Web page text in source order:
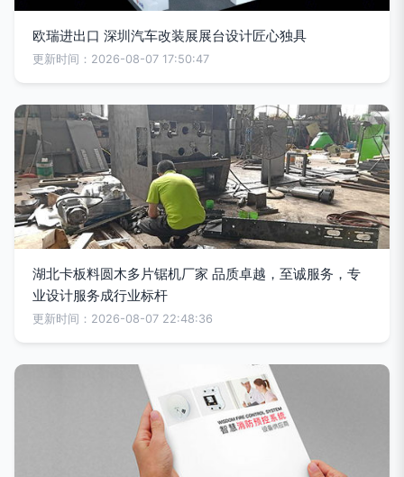
欧瑞进出口 深圳汽车改装展展台设计匠心独具
更新时间：2026-08-07 17:50:47
湖北卡板料圆木多片锯机厂家 品质卓越，至诚服务，专
业设计服务成行业标杆
更新时间：2026-08-07 22:48:36